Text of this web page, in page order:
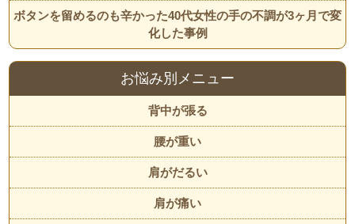
ボタンを留めるのも辛かった40代女性の手の不調が3ヶ月で変
化した事例
お悩み別メニュー
背中が張る
腰が重い
肩がだるい
肩が痛い